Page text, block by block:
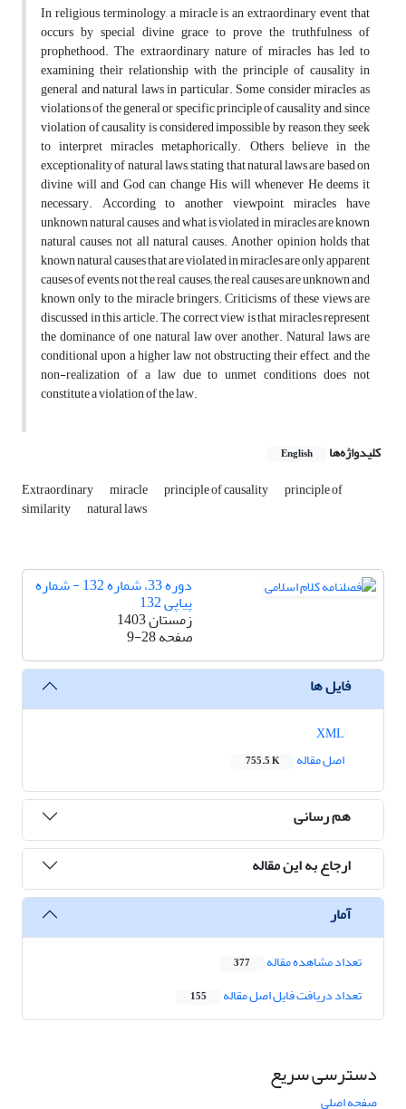
In religious terminology, a miracle is an extraordinary event that
occurs by special divine grace to prove the truthfulness of
prophethood. The extraordinary nature of miracles has led to
examining their relationship with the principle of causality in
general and natural laws in particular. Some consider miracles as
violations of the general or specific principle of causality and, since
violation of causality is considered impossible by reason, they seek
to interpret miracles metaphorically. Others believe in the
exceptionality of natural laws, stating that natural laws are based on
divine will and God can change His will whenever He deems it
necessary. According to another viewpoint, miracles have
unknown natural causes, and what is violated in miracles are known
natural causes, not all natural causes. Another opinion holds that
known natural causes that are violated in miracles are only apparent
causes of events, not the real causes; the real causes are unknown and
known only to the miracle bringers. Criticisms of these views are
discussed in this article. The correct view is that miracles represent
the dominance of one natural law over another. Natural laws are
conditional upon a higher law not obstructing their effect, and the
non-realization of a law due to unmet conditions does not
constitute a violation of the law.
کلیدواژه‌ها English
Extraordinary miracle principle of causality principle of
similarity natural laws
دوره 33، شماره 132 - شماره
پیاپی 132
زمستان 1403
صفحه9-28
فایل ها
اصل مقاله
755.5 K
هم رسانی
ارجاع به این مقاله
آمار
تعداد مشاهده مقاله 377
تعداد دریافت فایل اصل مقاله 155
دسترسی سریع
صفحه اصلی